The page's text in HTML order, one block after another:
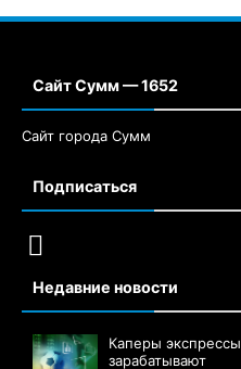
Сайт Сумм — 1652
Сайт города Сумм
Подписаться
Недавние новости
Каперы
зарабатывают